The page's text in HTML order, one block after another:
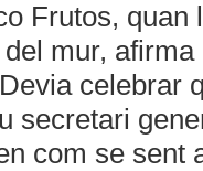
Frutos, quan
mur,
celebrar
secretari
com se sent